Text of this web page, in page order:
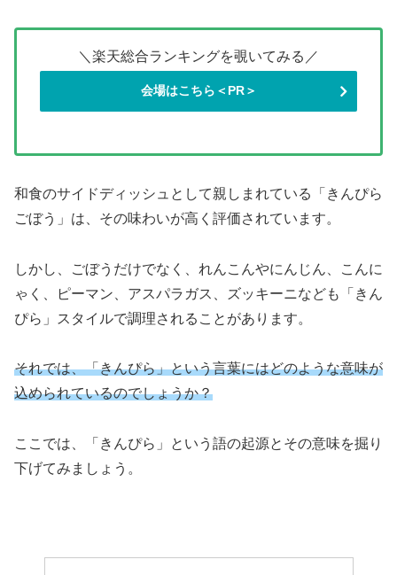
＼楽天総合ランキングを覗いてみる／
会場はこちら＜PR＞
和食のサイドディッシュとして親しまれている「きんぴら
ごぼう」は、その味わいが高く評価されています。
しかし、ごぼうだけでなく、れんこんやにんじん、こんに
ゃく、ピーマン、アスパラガス、ズッキーニなども「きん
ぴら」スタイルで調理されることがあります。
それでは、「きんぴら」という言葉にはどのような意味が
込められているのでしょうか？
ここでは、「きんぴら」という語の起源とその意味を掘り
下げてみましょう。